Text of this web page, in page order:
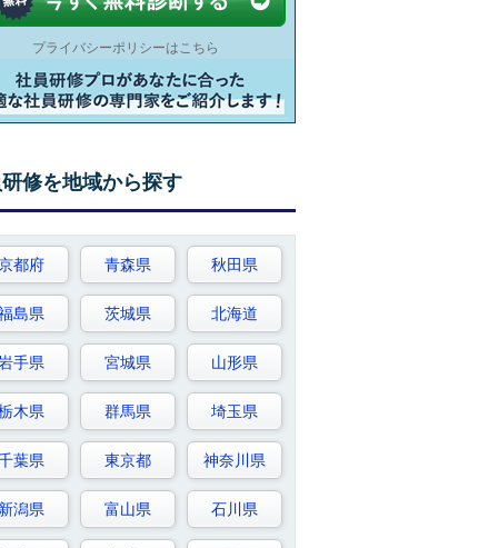
プライバシーポリシーはこちら
修を地域から探す
都府 青森県 秋田県
島県 茨城県 北海道
手県 宮城県 山形県
木県 群馬県 埼玉県
葉県 東京都 神奈川県
潟県 富山県 石川県